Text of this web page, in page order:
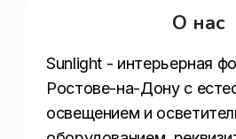
О нас
Sunlight - интерьерная
Ростове-на-Дону с
освещением и